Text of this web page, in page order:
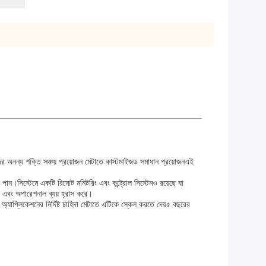
অনন্য শক্তি সঞ্চয় প্রয়োজন মেটাতে কাস্টমাইজড সমাধান প্রয়োজনএই
একটি রিমোট মনিটরিং এবং কন্ট্রোল সিস্টেমও রয়েছে যা
এবং অপারেশনাল ব্যয় হ্রাস করে।
নির্দিষ্ট চাহিদা মেটাতে এটিকে স্কেল করতে দেয়৫ বছরের